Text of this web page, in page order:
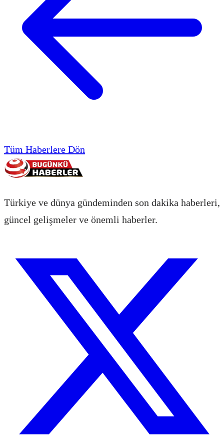
Tüm Haberlere Dön
Türkiye ve dünya gündeminden son dakika haberleri,
güncel gelişmeler ve önemli haberler.